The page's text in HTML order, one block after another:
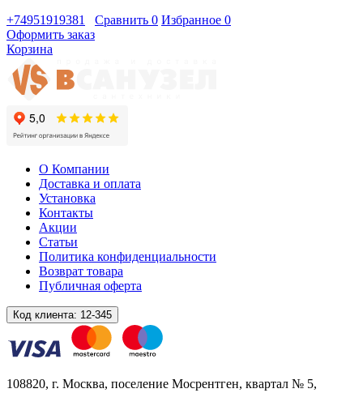
+74951919381
Сравнить 0 Избранное 0
Оформить заказ
Корзина
О Компании
Доставка и оплата
Установка
Контакты
Акции
Статьи
Политика конфиденциальности
Возврат товара
Публичная оферта
Код клиента: 12-345
108820, г. Москва, поселение Мосрентген, квартал № 5,